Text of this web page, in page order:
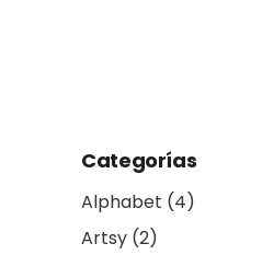
Categorías
Alphabet (4)
Artsy (2)